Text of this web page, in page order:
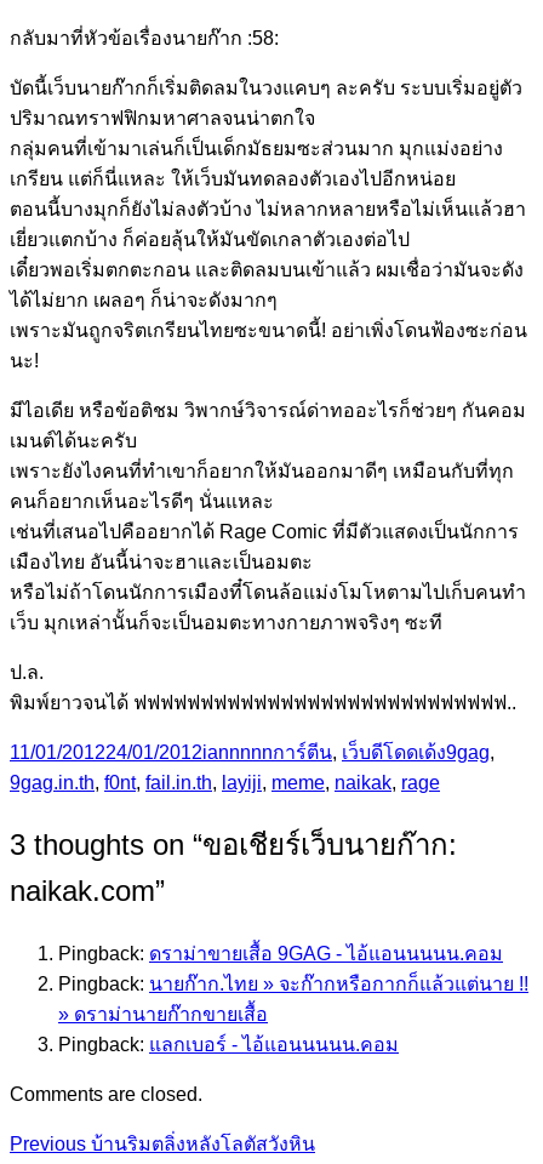
กลับมาที่หัวข้อเรื่องนายก๊าก :58:
บัดนี้เว็บนายก๊ากก็เริ่มติดลมในวงแคบๆ ละครับ ระบบเริ่มอยู่ตัว
ปริมาณทราฟฟิกมหาศาลจนน่าตกใจ
กลุ่มคนที่เข้ามาเล่นก็เป็นเด็กมัธยมซะส่วนมาก มุกแม่งอย่าง
เกรียน แต่ก็นี่แหละ ให้เว็บมันทดลองตัวเองไปอีกหน่อย
ตอนนี้บางมุกก็ยังไม่ลงตัวบ้าง ไม่หลากหลายหรือไม่เห็นแล้วฮา
เยี่ยวแตกบ้าง ก็ค่อยลุ้นให้มันขัดเกลาตัวเองต่อไป
เดี๋ยวพอเริ่มตกตะกอน และติดลมบนเข้าแล้ว ผมเชื่อว่ามันจะดัง
ได้ไม่ยาก เผลอๆ ก็น่าจะดังมากๆ
เพราะมันถูกจริตเกรียนไทยซะขนาดนี้! อย่าเพิ่งโดนฟ้องซะก่อน
นะ!
มีไอเดีย หรือข้อติชม วิพากษ์วิจารณ์ด่าทออะไรก็ช่วยๆ กันคอม
เมนต์ได้นะครับ
เพราะยังไงคนที่ทำเขาก็อยากให้มันออกมาดีๆ เหมือนกับที่ทุก
คนก็อยากเห็นอะไรดีๆ นั่นแหละ
เช่นที่เสนอไปคืออยากได้ Rage Comic ที่มีตัวแสดงเป็นนักการ
เมืองไทย อันนี้น่าจะฮาและเป็นอมตะ
หรือไม่ถ้าโดนนักการเมืองที๋โดนล้อแม่งโมโหตามไปเก็บคนทำ
เว็บ มุกเหล่านั้นก็จะเป็นอมตะทางกายภาพจริงๆ ซะที
ป.ล.
พิมพ์ยาวจนได้ ฟฟฟฟฟฟฟฟฟฟฟฟฟฟฟฟฟฟฟฟฟฟฟฟฟฟฟฟ..
Posted
on
11/01/201224/01/2012Author
iannnnnCategories
การ์ตีน, เว็บดีโดดเด้งTags
9gag,
9gag.in.th, f0nt, fail.in.th, layiji, meme, naikak, rage
3 thoughts on “ขอเชียร์เว็บนายก๊าก:
naikak.com”
Pingback: ดราม่าขายเสื้อ 9GAG - ไอ้แอนนนนน.คอม
Pingback: นายก๊าก.ไทย » จะก๊ากหรือกากก็แล้วแต่นาย !!
» ดราม่านายก๊ากขายเสื้อ
Pingback: แลกเบอร์ - ไอ้แอนนนนน.คอม
Comments are closed.
Post
Previous Previous
บ้านริมตลิ่งหลังโลตัสวังหิน